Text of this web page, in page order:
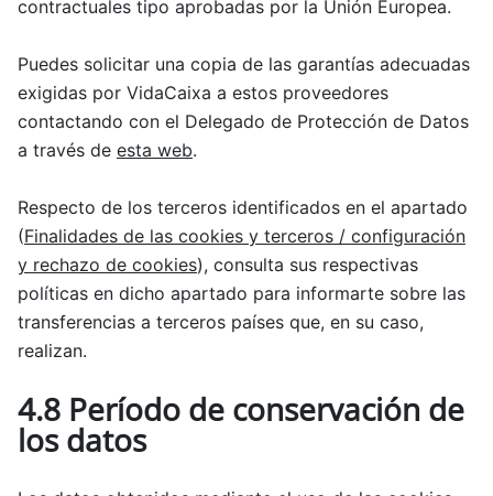
contractuales tipo aprobadas por la Unión Europea.
Puedes solicitar una copia de las garantías adecuadas
exigidas por VidaCaixa a estos proveedores
contactando con el Delegado de Protección de Datos
a través de esta web.
Respecto de los terceros identificados en el apartado
(Finalidades de las cookies y terceros / configuración
y rechazo de cookies), consulta sus respectivas
políticas en dicho apartado para informarte sobre las
transferencias a terceros países que, en su caso,
realizan.
4.8 Período de conservación de
los datos